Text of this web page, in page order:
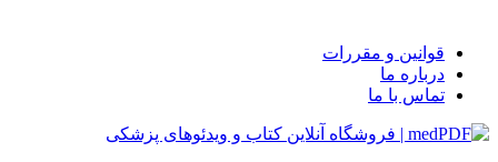
قوانین و مقررات
درباره ما
تماس با ما